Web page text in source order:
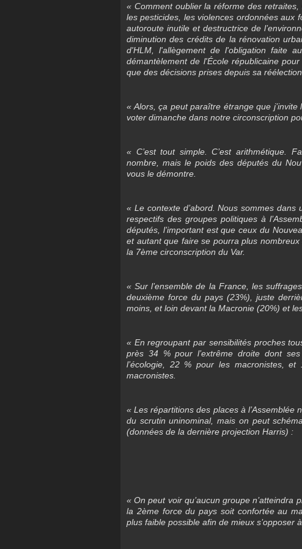
« Comment oublier la réforme des
les pesticides, les violences ordonnées aux
autoroute inutile et destructrice de
diminution des crédits de la rénovation
d'HLM, l'allègement de l'obligation faite
démantèlement de l'École républicaine
que des décisions prises depuis sa
« Alors, ça peut paraître étrange que
voter dimanche dans notre circonscription
« C’est tout simple. C’est arithmétique.
nombre, mais le poids des députés du
vous le démontre.
« Le contexte d’abord. Nous sommes dans
respectifs des groupes politiques à
députés, l’important est que ceux du
et autant que faire se pourra plus nombreux
la 7ème circonscription du Var.
« Sur l’ensemble de la France, les
deuxième force du pays (23%), juste
moins, et loin devant la Macronie (20%) et
« En regroupant par sensibilités proches
près 34 % pour l’extrême droite dont
l’écologie, 22 % pour les macronistes,
macronistes.
« Les répartitions des places à
du scrutin uninominal, mais on peut
(données de la dernière projection Harris) :
« On peut voir qu’aucun groupe n’atteindra
la 2ème force du pays soit confortée au
plus faible possible afin de mieux s’opposer